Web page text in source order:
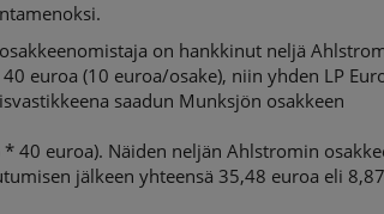
on hankkinut neljä
euroa (10 euroa/osake), niin yhden LP
saadun Munksjön osakkeen
40 euroa). Näiden neljän Ahlstromin
jälkeen yhteensä 35,48 euroa eli 8,87